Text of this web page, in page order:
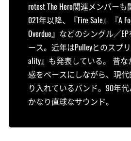
rotest The Hero関連メンバー
021年以降、『Fire Sale』『A
Overdue』などのシングル／
ース。近年はPulleyとのスプ
ality』も発表している。 昔
感をベースにしながら、現
り入れているバンド。90年
かなり直球なサウンド。